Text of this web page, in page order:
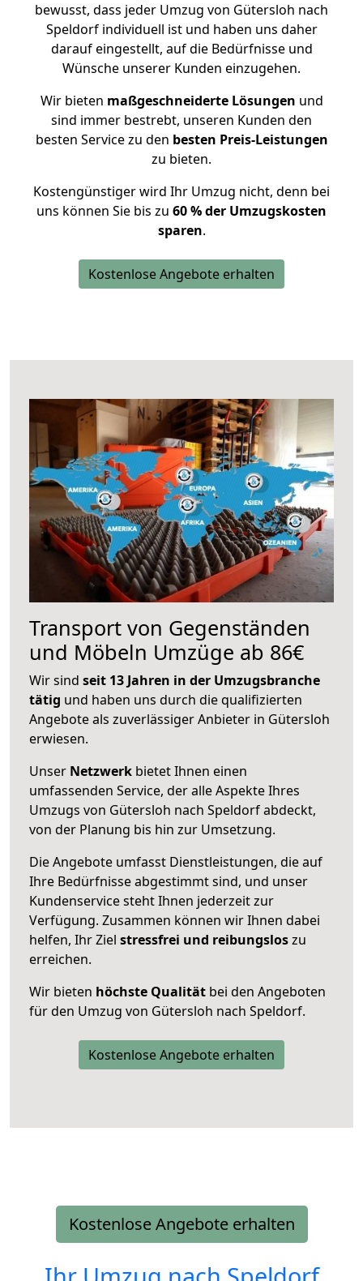
bewusst, dass jeder Umzug von Gütersloh nach
Speldorf individuell ist und haben uns daher
darauf eingestellt, auf die Bedürfnisse und
Wünsche unserer Kunden einzugehen.
Wir bieten maßgeschneiderte Lösungen und
sind immer bestrebt, unseren Kunden den
besten Service zu den besten Preis-Leistungen
zu bieten.
Kostengünstiger wird Ihr Umzug nicht, denn bei
uns können Sie bis zu 60 % der Umzugskosten
sparen.
Kostenlose Angebote erhalten
Transport von Gegenständen
und Möbeln Umzüge ab 86€
Wir sind seit 13 Jahren in der Umzugsbranche
tätig und haben uns durch die qualifizierten
Angebote als zuverlässiger Anbieter in Gütersloh
erwiesen.
Unser Netzwerk bietet Ihnen einen
umfassenden Service, der alle Aspekte Ihres
Umzugs von Gütersloh nach Speldorf abdeckt,
von der Planung bis hin zur Umsetzung.
Die Angebote umfasst Dienstleistungen, die auf
Ihre Bedürfnisse abgestimmt sind, und unser
Kundenservice steht Ihnen jederzeit zur
Verfügung. Zusammen können wir Ihnen dabei
helfen, Ihr Ziel stressfrei und reibungsloszu
erreichen.
Wir bieten höchste Qualität bei den Angeboten
für den Umzug von Gütersloh nach Speldorf.
Kostenlose Angebote erhalten
Kostenlose Angebote erhalten